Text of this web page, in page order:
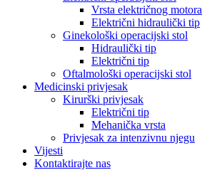
Vrsta električnog motora
Električni hidraulički tip
Ginekološki operacijski stol
Hidraulički tip
Električni tip
Oftalmološki operacijski stol
Medicinski privjesak
Kirurški privjesak
Električni tip
Mehanička vrsta
Privjesak za intenzivnu njegu
Vijesti
Kontaktirajte nas